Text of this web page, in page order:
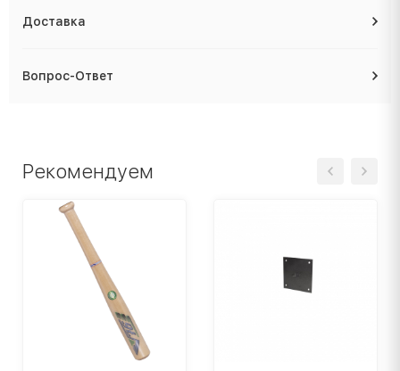
Доставка
Вопрос-Ответ
Рекомендуем